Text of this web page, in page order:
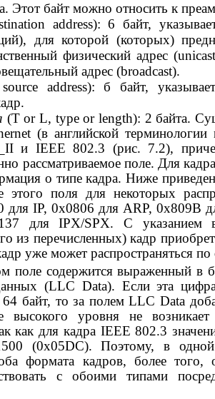
Этот байт можно относить к
address): 6 байт,
для которой (которых)
физический адрес
адрес (broadcast).
address): б байт,
(Т or L, type or length): 2 байта.
(в английской
и IEEE 802.3 (рис. 7.2),
рассматриваемое поле. Для
о типе кадра. Ниже
этого поля для некоторых
для IP, 0х0806 для ARP, 0х809В
для IPX/SPX. С указанием
из перечисленных) кадр
уже может распространяться по
поле содержится выраженный в
(LLC Data). Если эта
байт, то за полем LLC Data
высокого уровня не
как для кадра IEEE 802.3
(0x05DC). Поэтому, в одной
формата кадров, более того,
с обоими типами